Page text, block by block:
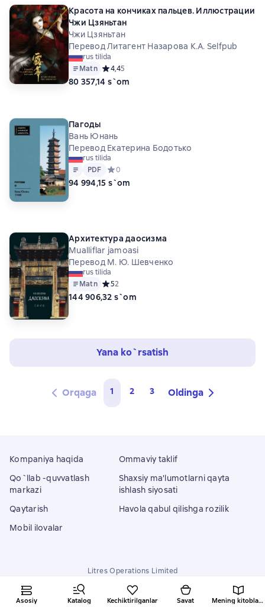
Asosiy Katalog Kechiktirilganlar Savat Mening kitoblarim
Красота на кончиках пальцев. Иллюстрации
Чжи Цзяньтан
Чжи Цзяньтан
Перевод Литагент Назарова К.А. Selfpub
rus tilida
Matn Средний рейтинг 4,4 на основе 5 оценок
4,45
80 357,14 s`om
Пагоды
Вань Юнань
Перевод Екатерина Бодотько
rus tilida
Matn
PDF
PDF Средний рейтинг 0 на основе 0 оценок
0
94 994,15 s`om
Архитектура даосизма
Mualliflar jamoasi
Перевод М. Ю. Шевченко
rus tilida
Matn Средний рейтинг 5 на основе 2 оценок
52
144 906,32 s`om
Yana ko`rsatish
Orqaga 1 2 3 Oldinga
Kompaniya haqida
Qo`llab -quvvatlash
markazi
Qaytarish
Mobil ilovalar
Ommaviy taklif
Shaxsiy ma'lumotlarni qayta
ishlash siyosati
Havola qabul qilishga rozilik
Litres Operations Limited